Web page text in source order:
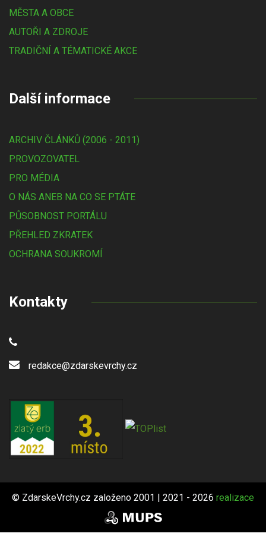
MĚSTA A OBCE
AUTOŘI A ZDROJE
TRADIČNÍ A TÉMATICKÉ AKCE
Další informace
ARCHIV ČLÁNKŮ (2006 - 2011)
PROVOZOVATEL
PRO MÉDIA
O NÁS ANEB NA CO SE PTÁTE
PŮSOBNOST PORTÁLU
PŘEHLED ZKRATEK
OCHRANA SOUKROMÍ
Kontakty
redakce@zdarskevrchy.cz
© ZdarskeVrchy.cz založeno 2001 | 2021 - 2026 realizace